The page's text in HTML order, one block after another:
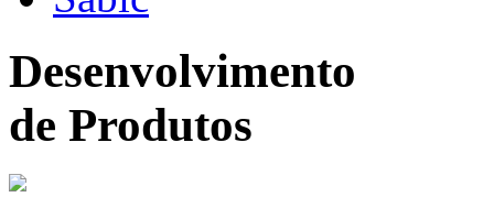
Desenvolvimento
de Produtos